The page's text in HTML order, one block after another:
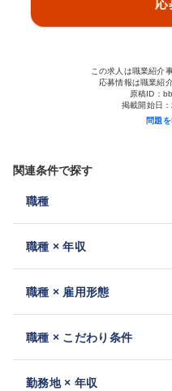
応
この求人は職業紹介
応募情報は職業紹
原稿ID：
掲載開始日：
問題
関連条件で探す
職種
職種 × 年収
職種 × 雇用形態
職種 × こだわり条件
勤務地 × 年収